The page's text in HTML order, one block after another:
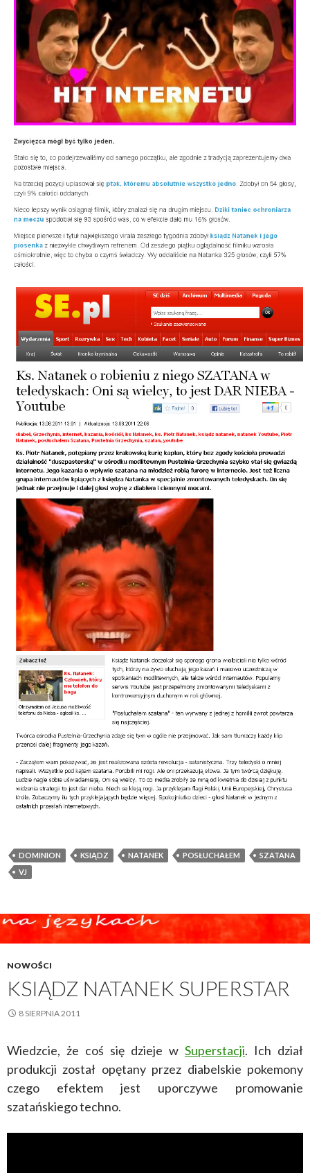
DOMINION KSIĄDZ NATANEK POSŁUCHAŁEM
SZATANA
VJ
NOWOŚCI
KSIĄDZ NATANEK SUPERSTAR
8 SIERPNIA 2011
Wiedzcie, że coś się dzieje w Superstacji. Ich dział
produkcji został opętany przez diabelskie pokemony
czego efektem jest uporczywe promowanie
szatańskiego techno.